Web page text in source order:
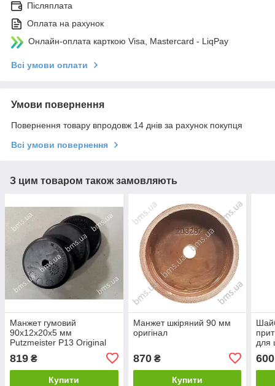
Післяплата
Оплата на рахунок
Онлайн-оплата карткою Visa, Mastercard - LiqPay
Всі умови оплати
Умови повернення
Повернення товару впродовж 14 днів за рахунок покупця
Всі умови повернення
З цим товаром також замовляють
Манжет гумовий
90х12х20х5 мм
Putzmeister P13 Original
819 ₴
Купити
Манжет шкіряний 90 мм
оригінал
870₴
Купити
для
600